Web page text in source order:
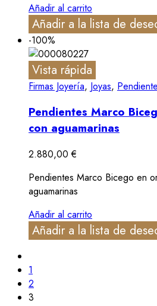
Añadir al carrito
Añadir a la lista de
-100%
Vista rápida
Firmas Joyería, Joyas,
Pendientes Marco
con aguamarinas
2.880,00€
Pendientes Marco Bicego en
aguamarinas
Añadir al carrito
Añadir a la lista de
1
2
3